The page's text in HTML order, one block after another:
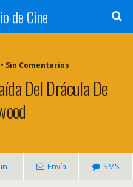
de Cine
Sin Comentarios
Del Drácula De
Envía SMS